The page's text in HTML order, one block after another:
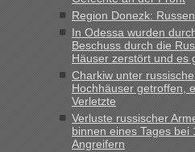
geht es am schnellsten?
„Gestern 6 Stunden warten vor
in Krakowez mit dem Kleinbus.
schnell da auch Passagiere mit
Bernd D-UAinBerichte und
welchem Grenzübergang
der Ukraine geht es am
Region Donezk:
In Odessa wurden
Beschuss durch die
Häuser zerstört und es
Charkiw unter
Hochhäuser getroffen,
Verletzte
Verluste russischer
binnen eines Tages bei
Angreifern